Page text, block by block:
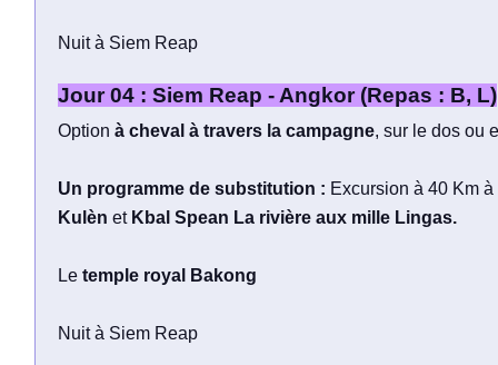
Nuit à Siem Reap
Jour 04 : Siem Reap - Angkor (Repas : B, L)
Optionà cheval à travers la campagne, sur le dos ou
Un programme de substitution : Excursion à 40 Km à
Kulèn et Kbal Spean La rivière aux mille Lingas.
Le temple royal Bakong
Nuit à Siem Reap